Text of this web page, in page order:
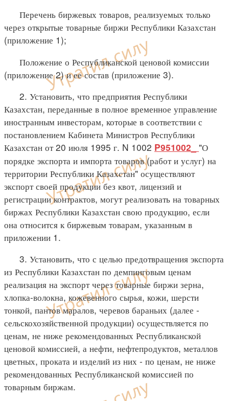
Перечень биржевых товаров, реализуемых только
через открытые товарные биржи Республики Казахстан
(приложение 1);
Положение о Республиканской ценовой комиссии
(приложение 2) и ее состав (приложение 3).
2. Установить, что предприятия Республики
Казахстан, переданные в полное временное управление
иностранным инвесторам, которые в соответствии с
постановлением Кабинета Министров Республики
Казахстан от 20 июля 1995 г. N 1002 P951002_ "О
порядке экспорта и импорта товаров (работ и услуг) на
территории Республики Казахстан" осуществляют
экспорт своей продукции без квот, лицензий и
регистрации контрактов, могут реализовать на товарных
биржах Республики Казахстан свою продукцию, если
она относится к биржевым товарам, указанным в
приложении 1.
3. Установить, что с целью предотвращения экспорта
из Республики Казахстан по демпинговым ценам
реализация на экспорт через товарные биржи зерна,
хлопка-волокна, кожевенного сырья, кожи, шерсти
тонкой, пантов маралов, черевов бараньих (далее -
сельскохозяйственной продукции) осуществляется по
ценам, не ниже рекомендованных Республиканской
ценовой комиссией, а нефти, нефтепродуктов, металлов
цветных, проката и изделий из них - по ценам, не ниже
рекомендованных Республиканской комиссией по
товарным биржам.